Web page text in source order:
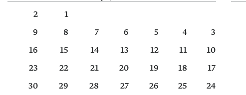
1
2
3
4
5
6
7
8
9
10
11
12
13
14
15
16
17
18
19
20
21
22
23
24
25
26
27
28
29
30